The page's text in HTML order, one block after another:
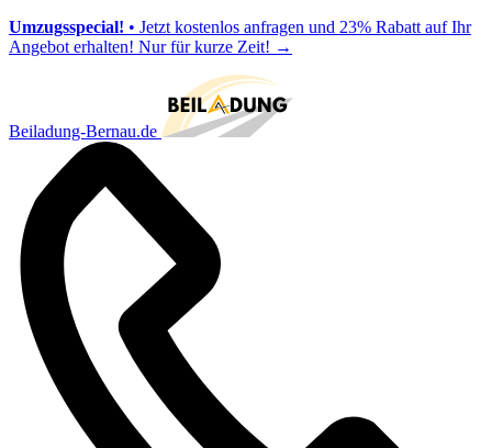
Umzugsspecial! • Jetzt kostenlos anfragen und 23% Rabatt auf Ihr
Angebot erhalten! Nur für kurze Zeit! →
Beiladung-Bernau.de